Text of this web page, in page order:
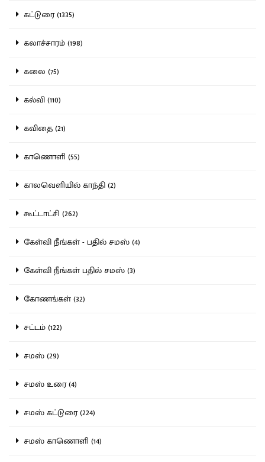
கட்டுரை (1335)
கலாச்சாரம் (198)
கலை (75)
கல்வி (110)
கவிதை (21)
காணொளி (55)
காலவெளியில் காந்தி (2)
கூட்டாட்சி (262)
கேள்வி நீங்கள் - பதில் சமஸ் (4)
கேள்வி நீங்கள் பதில் சமஸ் (3)
கோணங்கள் (32)
சட்டம் (122)
சமஸ் (29)
சமஸ் உரை (4)
சமஸ் கட்டுரை (224)
சமஸ் காணொளி (14)